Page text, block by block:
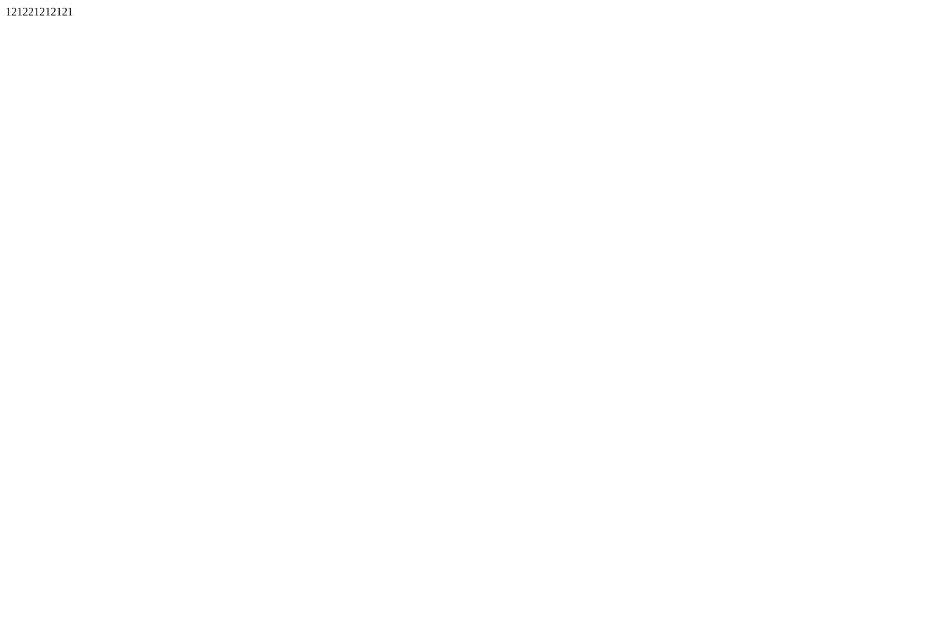
121221212121